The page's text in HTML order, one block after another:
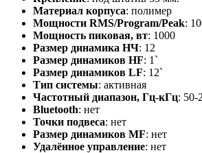
Материал корпуса: полимер
Мощности RMS/Program/Peak:
Мощность пиковая, вт: 1000
Размер динамика НЧ: 12
Размер динамиков HF: 1`
Размер динамиков LF: 12`
Тип системы: активная
Частотный диапазон, Гц-кГц: 50-
Bluetooth: нет
Точки подвеса: нет
Размер динамиков MF: нет
Удалённое управление: нет